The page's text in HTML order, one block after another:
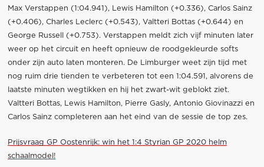
Max Verstappen (1:04.941), Lewis Hamilton (+0.336), Carlos Sainz
(+0.406), Charles Leclerc (+0.543), Valtteri Bottas (+0.644) en
George Russell (+0.753). Verstappen meldt zich vijf minuten later
weer op het circuit en heeft opnieuw de roodgekleurde softs
onder zijn auto laten monteren. De Limburger weet zijn tijd met
nog ruim drie tienden te verbeteren tot een 1:04.591, alvorens de
laatste minuten wegtikken en hij het zwart-wit geblokt ziet.
Valtteri Bottas, Lewis Hamilton, Pierre Gasly, Antonio Giovinazzi en
Carlos Sainz completeren aan het eind van de sessie de top zes.
Prijsvraag GP Oostenrijk: win het 1:4 Styrian GP 2020 helm
schaalmodel!